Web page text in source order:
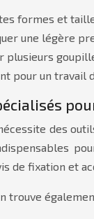
formes et
une légère
plusieurs
pour un
des
de fixation et
trouve